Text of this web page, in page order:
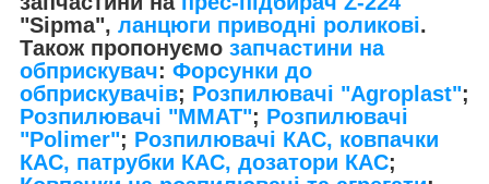
"Sipma", ланцюги приводні роликові.
Також пропонуємо запчастини на
обприскувач: Форсунки до
обприскувачів; Розпилювачі "Agroplast";
Розпилювачі "MMAT"; Розпилювачі
"Polimer"; Розпилювачі КАС, ковпачки
КАС, патрубки КАС, дозатори КАС;